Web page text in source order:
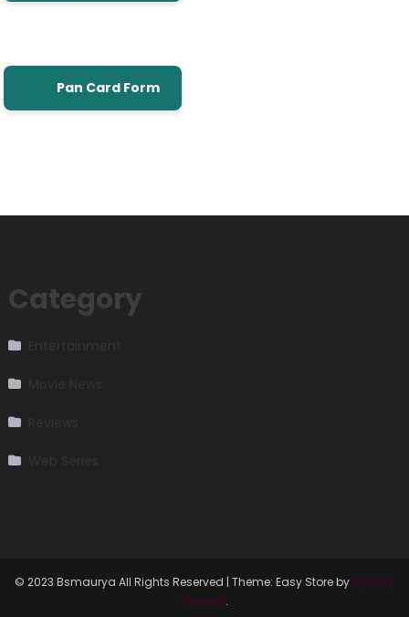
Pan Card Form
Category
© 2023 Bsmaurya All Rights Reserved | Theme: Easy Store by Mystery
Themes.